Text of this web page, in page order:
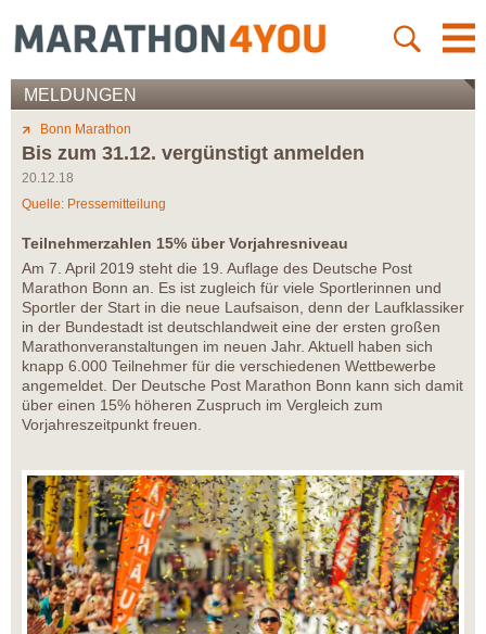
MELDUNGEN
Bonn Marathon
Bis zum 31.12. vergünstigt anmelden
20.12.18
Quelle: Pressemitteilung
Teilnehmerzahlen 15% über Vorjahresniveau
Am 7. April 2019 steht die 19. Auflage des Deutsche Post
Marathon Bonn an. Es ist zugleich für viele Sportlerinnen und
Sportler der Start in die neue Laufsaison, denn der Laufklassiker
in der Bundestadt ist deutschlandweit eine der ersten großen
Marathonveranstaltungen im neuen Jahr. Aktuell haben sich
knapp 6.000 Teilnehmer für die verschiedenen Wettbewerbe
angemeldet. Der Deutsche Post Marathon Bonn kann sich damit
über einen 15% höheren Zuspruch im Vergleich zum
Vorjahreszeitpunkt freuen.